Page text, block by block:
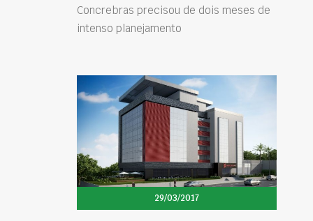
Concrebras precisou de dois meses de
intenso planejamento
29/03/2017